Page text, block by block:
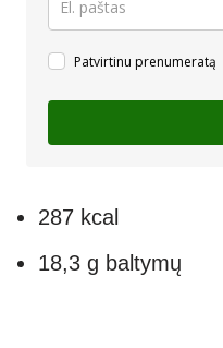
Patvirtinu prenumeratą
287 kcal
18,3 g baltymų